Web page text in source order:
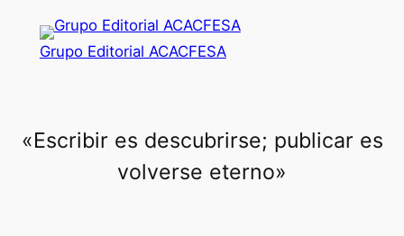
contenido
Grupo Editorial ACACFESA
«Escribir es descubrirse; publicar es
volverse eterno»